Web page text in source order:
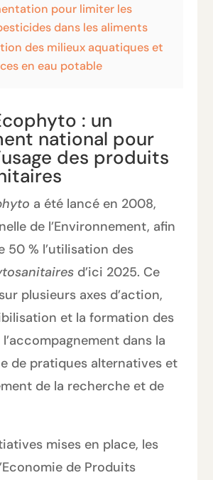
pour limiter les
dans les aliments
des milieux aquatiques et
en eau potable
: un
national pour
des produits
a été lancé en 2008,
de l’Environnement, afin
50 % l’utilisation des
d’ici 2025. Ce
plusieurs axes d’action,
et la formation des
l’accompagnement dans la
de pratiques alternatives et
de la recherche et de
mises en place, les
de Produits